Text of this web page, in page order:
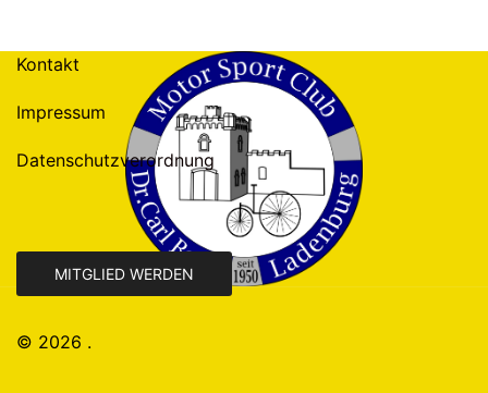
Kontakt
Impressum
Datenschutzverordnung
MITGLIED WERDEN
© 2026 .